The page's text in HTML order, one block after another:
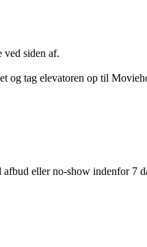
ved siden af.
og tag elevatoren op til
eller no-show indenfor 7